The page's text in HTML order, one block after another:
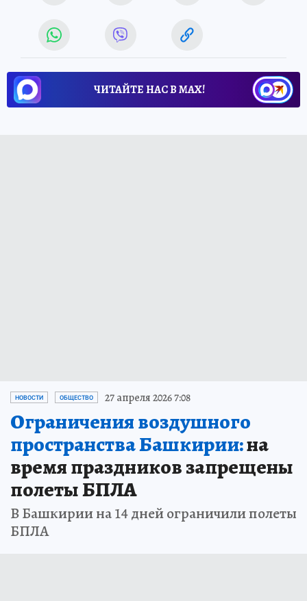
ЧИТАЙТЕ НАС В МАХ!
НОВОСТИ ОБЩЕСТВО 27 апреля 2026 7:08
Ограничения воздушного
пространства Башкирии:на
время праздников запрещены
полеты БПЛА
В Башкирии на 14 дней ограничили полеты
БПЛА